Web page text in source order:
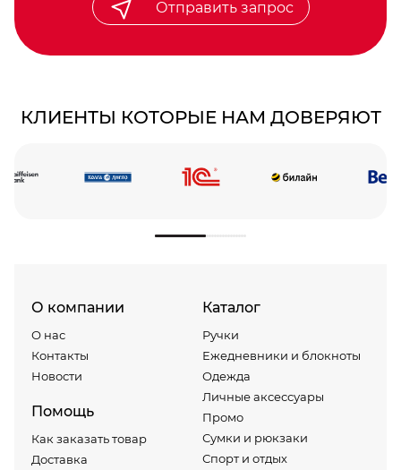
Отправить запрос
КЛИЕНТЫ КОТОРЫЕ НАМ ДОВЕРЯЮТ
О компании
О нас
Контакты
Новости
Помощь
Как заказать товар
Доставка
Каталог
Ручки
Ежедневники и блокноты
Одежда
Личные аксессуары
Промо
Сумки и рюкзаки
Спорт и отдых